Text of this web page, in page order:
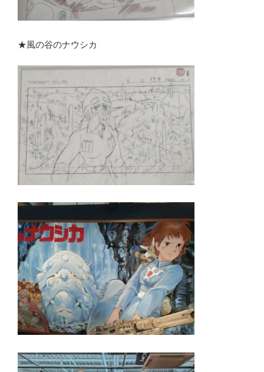
★風の谷のナウシカ